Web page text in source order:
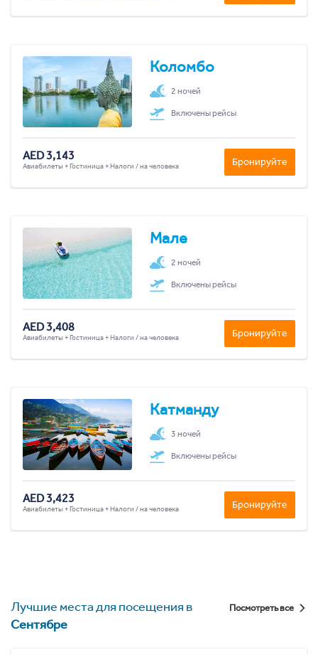
Коломбо
2 ночей
Включены рейсы
AED 3,143
Авиабилеты + Гостиница + Налоги / на человека Бронируйте
Мале
2 ночей
Включены рейсы
AED 3,408
Авиабилеты + Гостиница + Налоги / на человека Бронируйте
Катманду
3 ночей
Включены рейсы
AED 3,423
Авиабилеты + Гостиница + Налоги / на человека Бронируйте
Лучшие места для посещения в
Сентябре
Посмотреть все